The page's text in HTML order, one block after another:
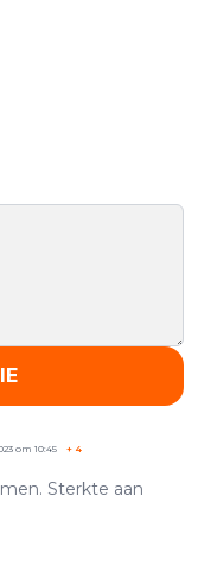
om 10:45 + 4
Sterkte aan